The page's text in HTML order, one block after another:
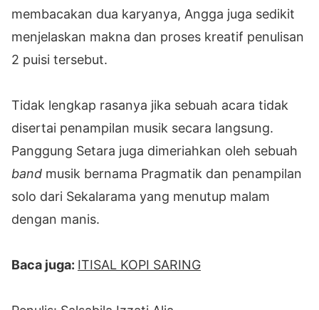
membacakan dua karyanya, Angga juga sedikit
menjelaskan makna dan proses kreatif penulisan
2 puisi tersebut.
Tidak lengkap rasanya jika sebuah acara tidak
disertai penampilan musik secara langsung.
Panggung Setara juga dimeriahkan oleh sebuah
band musik bernama Pragmatik dan penampilan
solo dari Sekalarama yang menutup malam
dengan manis.
Baca juga: ITISAL KOPI SARING